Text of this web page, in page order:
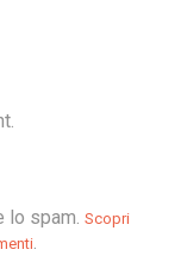
lo spam. Scopri
.